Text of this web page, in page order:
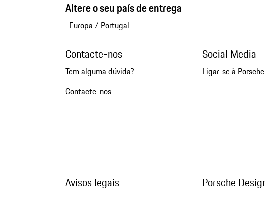
Altere o seu país de entrega
Europa / Portugal
Contacte-nos
Tem alguma dúvida?
Contacte-nos
Social Media
Ligar-se à Porsche
Avisos legais Porsche